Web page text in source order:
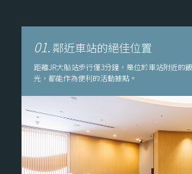
01.鄰近車站的絕佳位置
距離JR大船站步行僅3分鐘，是位於車站附近的
光，都能作為便利的活動據點。